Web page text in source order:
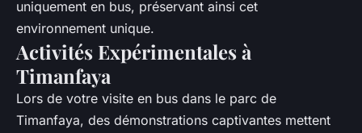
uniquement en bus, préservant ainsi cet
environnement unique.
Activités Expérimentales à
Timanfaya
Lors de votre visite en bus dans le parc de
Timanfaya, des démonstrations captivantes mettent